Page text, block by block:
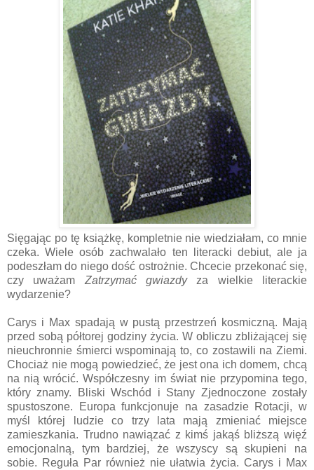
Sięgając po tę książkę, kompletnie nie wiedziałam, co mnie
czeka. Wiele osób zachwalało ten literacki debiut, ale ja
podeszłam do niego dość ostrożnie. Chcecie przekonać się,
czy uważam Zatrzymać gwiazdyza wielkie literackie
wydarzenie?
Carys i Max spadają w pustą przestrzeń kosmiczną. Mają
przed sobą półtorej godziny życia. W obliczu zbliżającej się
nieuchronnie śmierci wspominają to, co zostawili na Ziemi.
Chociaż nie mogą powiedzieć, że jest ona ich domem, chcą
na nią wrócić. Współczesny im świat nie przypomina tego,
który znamy. Bliski Wschód i Stany Zjednoczone zostały
spustoszone. Europa funkcjonuje na zasadzie Rotacji, w
myśl której ludzie co trzy lata mają zmieniać miejsce
zamieszkania. Trudno nawiązać z kimś jakąś bliższą więź
emocjonalną, tym bardziej, że wszyscy są skupieni na
sobie. Reguła Par również nie ułatwia życia. Carys i Max